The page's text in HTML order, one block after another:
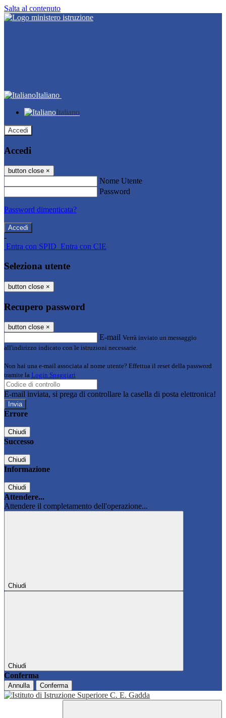
Salta al contenuto
Italiano
Italiano
Accedi
Accedi
button close ×
Nome Utente
Password
Password dimenticata?
-
Entra con SPID Entra con CIE
Seleziona utente
button close ×
Recupero password
button close ×
E-mail Verrà inviato un messaggio
all'indirizzo indicato con le istruzioni necessarie.
Non hai una e-mail associata al nome utente? Effettua il reset della password
tramite la Login Spaggiari
E-mail inviata, si prega di controllare la casella di posta elettronica!
Errore
Chiudi
Successo
Chiudi
Informazione
Chiudi
Attendere...
Attendere il completamento dell'operazione...
Chiudi
Chiudi
Conferma
Annulla Conferma